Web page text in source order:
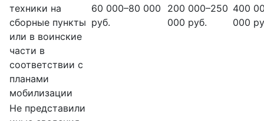
техники на
сборные пункты
или в воинские
части в
соответствии с
планами
мобилизации
60 000–80 000
руб.
200 000–250
000 руб.
400
000
Не представили